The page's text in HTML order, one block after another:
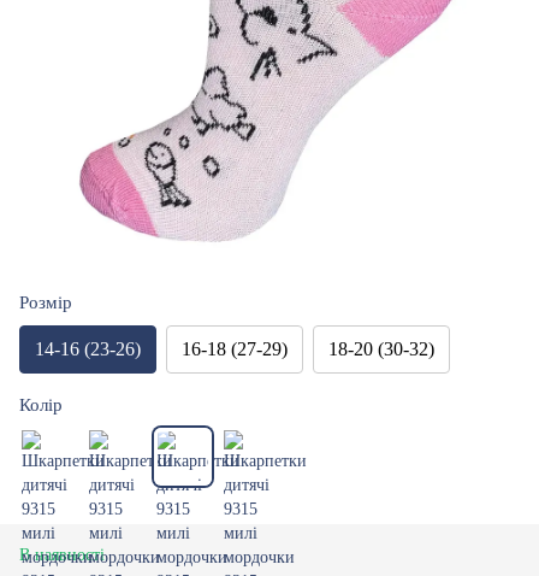
Розмір
14-16 (23-26) 16-18 (27-29) 18-20 (30-32)
Колір
В наявності